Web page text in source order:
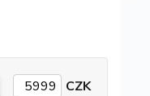
CZK